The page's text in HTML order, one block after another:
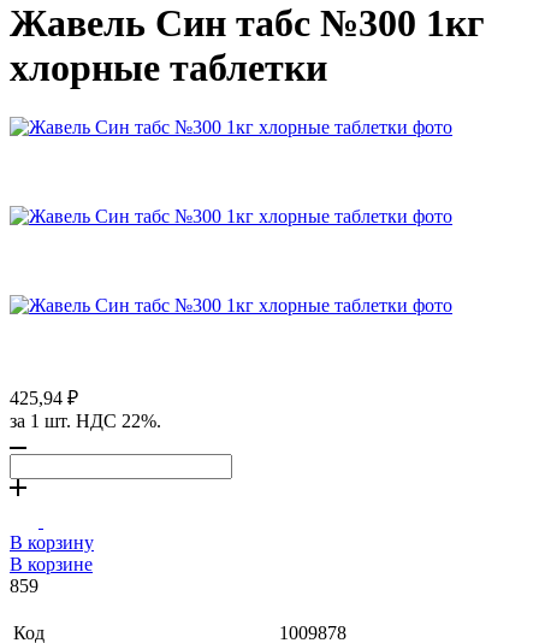
Жавель Син табс №300 1кг
хлорные таблетки
425,94 ₽
за 1 шт. НДС 22%.
В корзину
В корзине
859
Код
1009878